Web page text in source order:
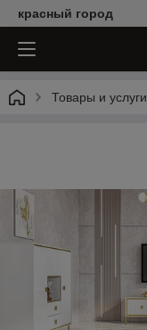
красный город
Товары и услуги